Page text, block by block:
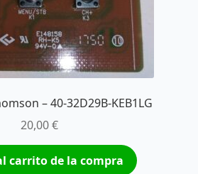
– 40-32D29B-KEB1LG
20,00€
carrito de la compra